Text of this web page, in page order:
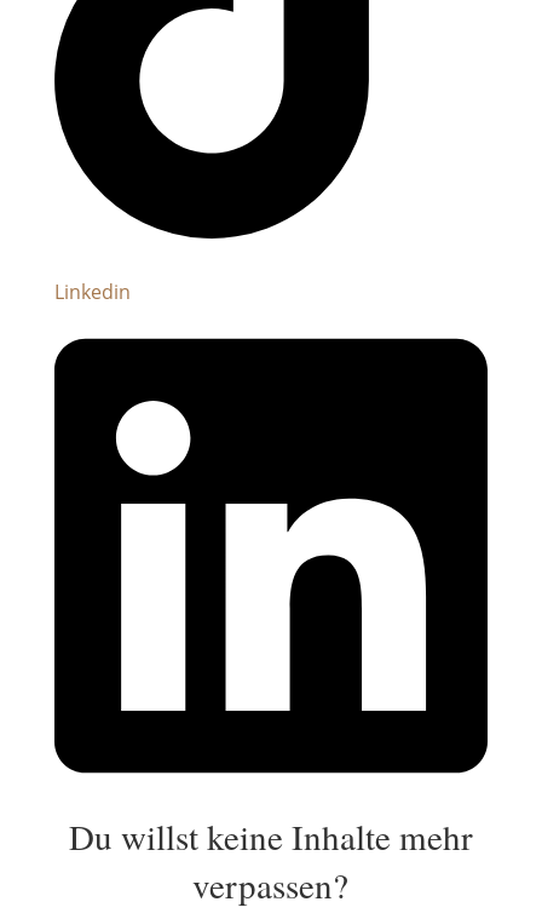
Linkedin
Du willst keine Inhalte mehr
verpassen?